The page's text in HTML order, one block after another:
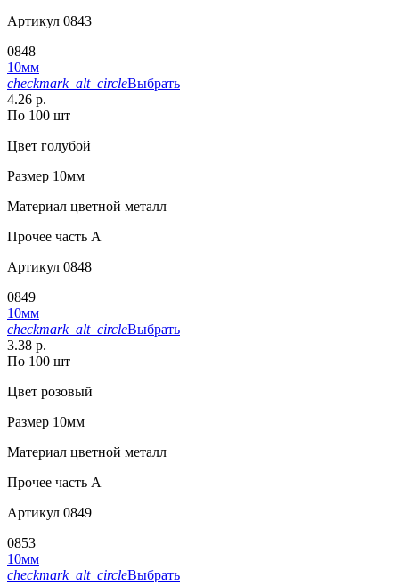
Артикул 0843
0848
10мм
checkmark_alt_circleВыбрать
4.26 р.
По 100 шт
Цвет голубой
Размер 10мм
Материал цветной металл
Прочее часть A
Артикул 0848
0849
10мм
checkmark_alt_circleВыбрать
3.38 р.
По 100 шт
Цвет розовый
Размер 10мм
Материал цветной металл
Прочее часть A
Артикул 0849
0853
10мм
checkmark_alt_circleВыбрать